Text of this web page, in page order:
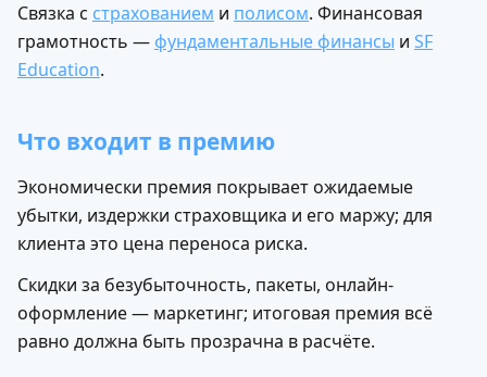
Связка с страхованием и полисом. Финансовая
грамотность — фундаментальные финансы и SF
Education.
Что входит в премию
Экономически премия покрывает ожидаемые
убытки, издержки страховщика и его маржу; для
клиента это цена переноса риска.
Скидки за безубыточность, пакеты, онлайн-
оформление — маркетинг; итоговая премия всё
равно должна быть прозрачна в расчёте.